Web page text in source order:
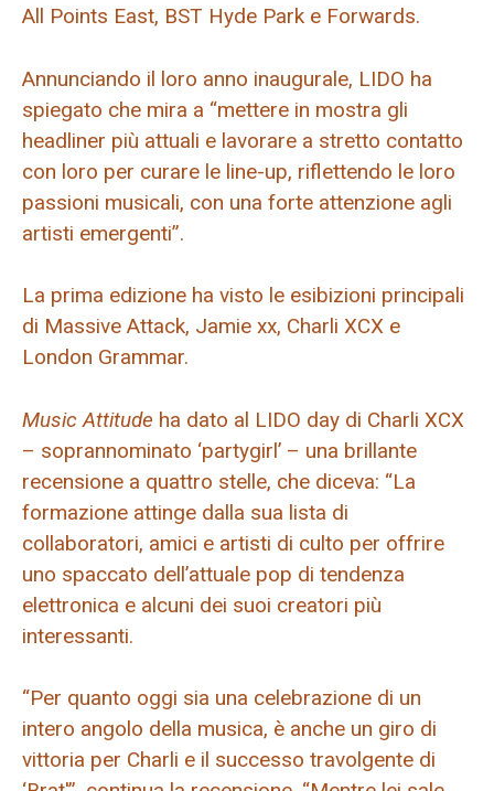
All Points East, BST Hyde Park e Forwards.
Annunciando il loro anno inaugurale, LIDO ha
spiegato che mira a “mettere in mostra gli
headliner più attuali e lavorare a stretto contatto
con loro per curare le line-up, riflettendo le loro
passioni musicali, con una forte attenzione agli
artisti emergenti”.
La prima edizione ha visto le esibizioni principali
di Massive Attack, Jamie xx, Charli XCX e
London Grammar.
Music Attitude ha dato al LIDO day di Charli XCX
– soprannominato ‘partygirl’ – una brillante
recensione a quattro stelle, che diceva: “La
formazione attinge dalla sua lista di
collaboratori, amici e artisti di culto per offrire
uno spaccato dell’attuale pop di tendenza
elettronica e alcuni dei suoi creatori più
interessanti.
“Per quanto oggi sia una celebrazione di un
intero angolo della musica, è anche un giro di
vittoria per Charli e il successo travolgente di